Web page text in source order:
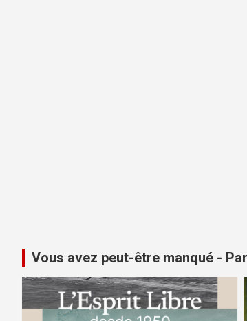
Vous avez peut-être manqué -